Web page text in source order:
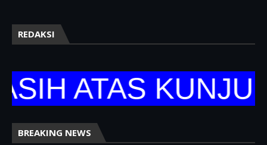
REDAKSI
ATAS
BREAKING NEWS